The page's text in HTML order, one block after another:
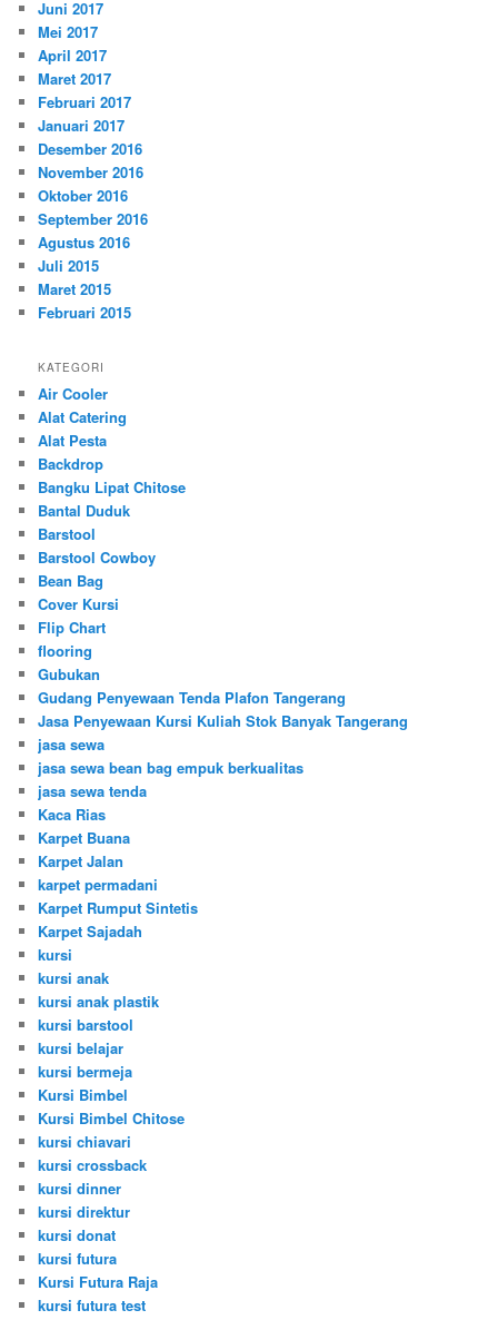
Juni 2017
Mei 2017
April 2017
Maret 2017
Februari 2017
Januari 2017
Desember 2016
November 2016
Oktober 2016
September 2016
Agustus 2016
Juli 2015
Maret 2015
Februari 2015
KATEGORI
Air Cooler
Alat Catering
Alat Pesta
Backdrop
Bangku Lipat Chitose
Bantal Duduk
Barstool
Barstool Cowboy
Bean Bag
Cover Kursi
Flip Chart
flooring
Gubukan
Gudang Penyewaan Tenda Plafon Tangerang
Jasa Penyewaan Kursi Kuliah Stok Banyak Tangerang
jasa sewa
jasa sewa bean bag empuk berkualitas
jasa sewa tenda
Kaca Rias
Karpet Buana
Karpet Jalan
karpet permadani
Karpet Rumput Sintetis
Karpet Sajadah
kursi
kursi anak
kursi anak plastik
kursi barstool
kursi belajar
kursi bermeja
Kursi Bimbel
Kursi Bimbel Chitose
kursi chiavari
kursi crossback
kursi dinner
kursi direktur
kursi donat
kursi futura
Kursi Futura Raja
kursi futura test